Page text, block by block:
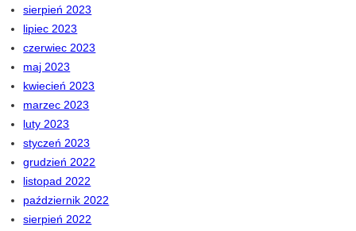
sierpień 2023
lipiec 2023
czerwiec 2023
maj 2023
kwiecień 2023
marzec 2023
luty 2023
styczeń 2023
grudzień 2022
listopad 2022
październik 2022
sierpień 2022